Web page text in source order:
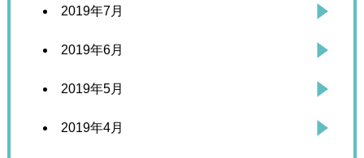
2019年7月
2019年6月
2019年5月
2019年4月